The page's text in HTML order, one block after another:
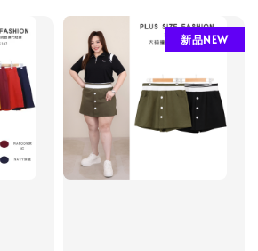
新品NEW